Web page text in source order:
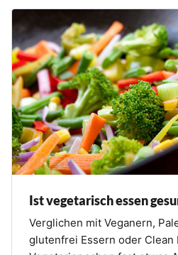
Ist vegetarisch essen
Verglichen mit Veganern,
glutenfrei Essern oder Clean